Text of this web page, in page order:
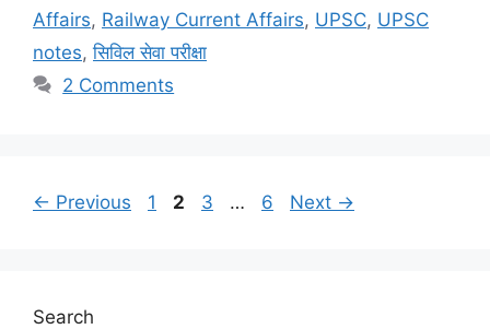
Affairs, Railway Current Affairs, UPSC, UPSC
notes,सिविल सेवा परीक्षा
2 Comments
Post
← Previous Page
1 Page
2 Page
3 … Page
6 Next →
Search